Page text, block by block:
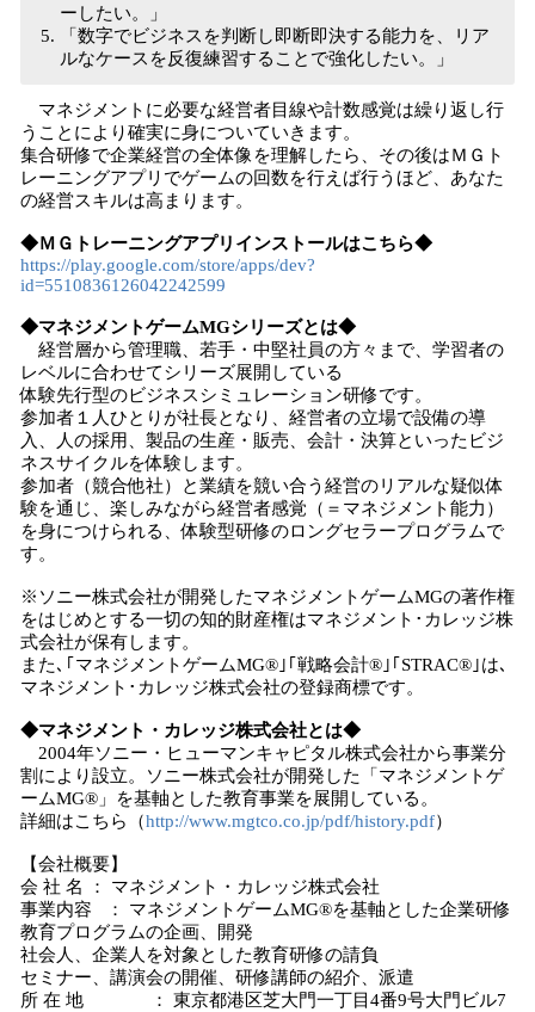
ーしたい。」
「数字でビジネスを判断し即断即決する能力を、リア
ルなケースを反復練習することで強化したい。」
マネジメントに必要な経営者目線や計数感覚は繰り返し行
うことにより確実に身についていきます。
集合研修で企業経営の全体像を理解したら、その後はＭＧト
レーニングアプリでゲームの回数を行えば行うほど、あなた
の経営スキルは高まります。
◆ＭＧトレーニングアプリインストールはこちら◆
https://play.google.com/store/apps/dev?
id=5510836126042242599
◆マネジメントゲームMGシリーズとは◆
経営層から管理職、若手・中堅社員の方々まで、学習者の
レベルに合わせてシリーズ展開している
体験先行型のビジネスシミュレーション研修です。
参加者１人ひとりが社長となり、経営者の立場で設備の導
入、人の採用、製品の生産・販売、会計・決算といったビジ
ネスサイクルを体験します。
参加者（競合他社）と業績を競い合う経営のリアルな疑似体
験を通じ、楽しみながら経営者感覚（＝マネジメント能力）
を身につけられる、体験型研修のロングセラープログラムで
す。
※ソニー株式会社が開発したマネジメントゲームMGの著作権
をはじめとする一切の知的財産権はマネジメント･カレッジ株
式会社が保有します。
また､｢マネジメントゲームMG®｣｢戦略会計®｣｢STRAC®｣は､
マネジメント･カレッジ株式会社の登録商標です。
◆マネジメント・カレッジ株式会社とは◆
2004年ソニー・ヒューマンキャピタル株式会社から事業分
割により設立。ソニー株式会社が開発した「マネジメントゲ
ームMG®」を基軸とした教育事業を展開している。
詳細はこちら（http://www.mgtco.co.jp/pdf/history.pdf）
【会社概要】
会 社 名 ： マネジメント・カレッジ株式会社
事業内容 ： マネジメントゲームMG®を基軸とした企業研修
教育プログラムの企画、開発
社会人、企業人を対象とした教育研修の請負
セミナー、講演会の開催、研修講師の紹介、派遣
所 在 地 ： 東京都港区芝大門一丁目4番9号大門ビル7